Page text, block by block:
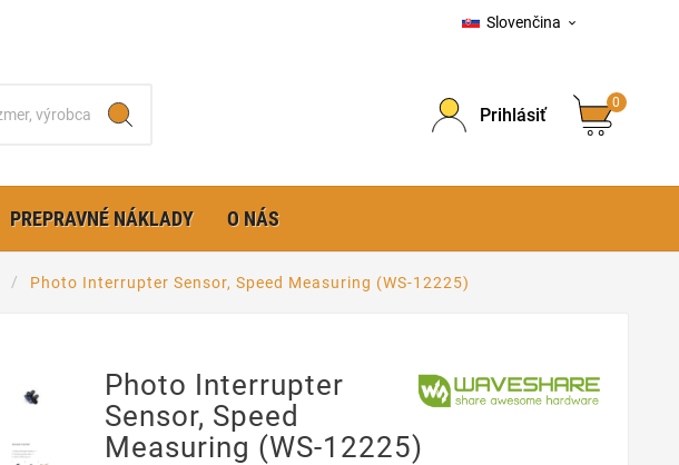
Slovenčina 
Prihlásiť
0
PREPRAVNÉ NÁKLADY O NÁS
Photo Interrupter Sensor, Speed Measuring (WS-12225)
Photo Interrupter
Sensor, Speed
Measuring (WS-12225)